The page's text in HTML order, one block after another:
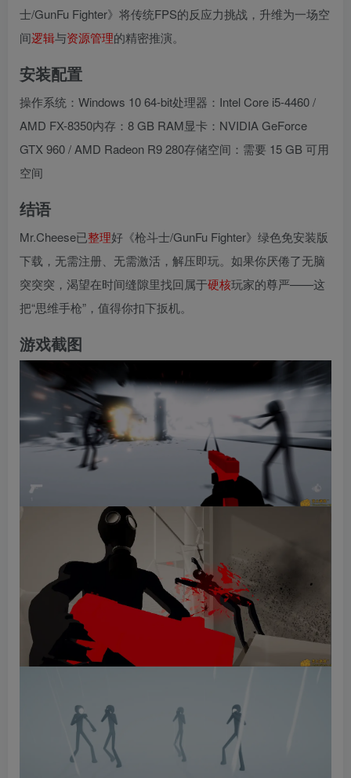
士/GunFu Fighter》将传统FPS的反应力挑战，升维为一场空
间逻辑与资源管理的精密推演。
安装配置
操作系统：Windows 10 64-bit处理器：Intel Core i5-4460 /
AMD FX-8350内存：8 GB RAM显卡：NVIDIA GeForce
GTX 960 / AMD Radeon R9 280存储空间：需要 15 GB 可用
空间
结语
Mr.Cheese已整理好《枪斗士/GunFu Fighter》绿色免安装版
下载，无需注册、无需激活，解压即玩。如果你厌倦了无脑
突突突，渴望在时间缝隙里找回属于硬核玩家的尊严——这
把“思维手枪”，值得你扣下扳机。
游戏截图